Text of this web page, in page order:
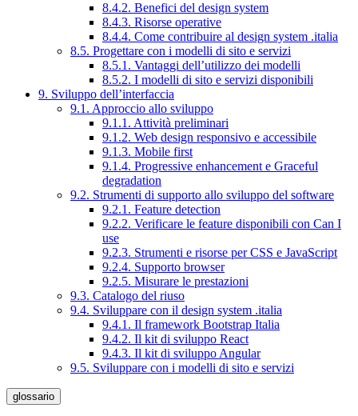
8.4.2. Benefici del design system
8.4.3. Risorse operative
8.4.4. Come contribuire al design system .italia
8.5. Progettare con i modelli di sito e servizi
8.5.1. Vantaggi dell’utilizzo dei modelli
8.5.2. I modelli di sito e servizi disponibili
9. Sviluppo dell’interfaccia
9.1. Approccio allo sviluppo
9.1.1. Attività preliminari
9.1.2. Web design responsivo e accessibile
9.1.3. Mobile first
9.1.4. Progressive enhancement e Graceful
degradation
9.2. Strumenti di supporto allo sviluppo del software
9.2.1. Feature detection
9.2.2. Verificare le feature disponibili con Can I
use
9.2.3. Strumenti e risorse per CSS e JavaScript
9.2.4. Supporto browser
9.2.5. Misurare le prestazioni
9.3. Catalogo del riuso
9.4. Sviluppare con il design system .italia
9.4.1. Il framework Bootstrap Italia
9.4.2. Il kit di sviluppo React
9.4.3. Il kit di sviluppo Angular
9.5. Sviluppare con i modelli di sito e servizi
glossario